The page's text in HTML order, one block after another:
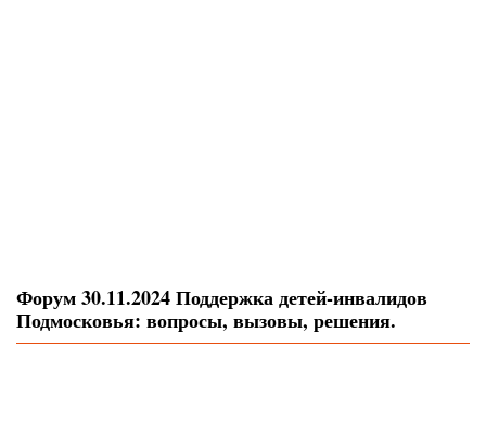
Форум 30.11.2024 Поддержка детей-инвалидов
Подмосковья: вопросы, вызовы, решения.